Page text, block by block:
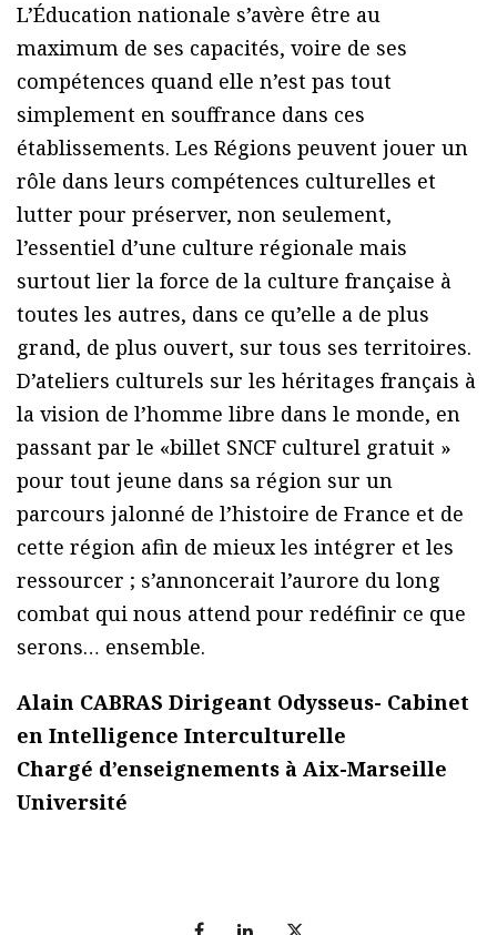
L’Éducation nationale s’avère être au
maximum de ses capacités, voire de ses
compétences quand elle n’est pas tout
simplement en souffrance dans ces
établissements. Les Régions peuvent jouer un
rôle dans leurs compétences culturelles et
lutter pour préserver, non seulement,
l’essentiel d’une culture régionale mais
surtout lier la force de la culture française à
toutes les autres, dans ce qu’elle a de plus
grand, de plus ouvert, sur tous ses territoires.
D’ateliers culturels sur les héritages français à
la vision de l’homme libre dans le monde, en
passant par le «billet SNCF culturel gratuit »
pour tout jeune dans sa région sur un
parcours jalonné de l’histoire de France et de
cette région afin de mieux les intégrer et les
ressourcer ; s’annoncerait l’aurore du long
combat qui nous attend pour redéfinir ce que
serons… ensemble.
Alain CABRAS Dirigeant Odysseus- Cabinet
en Intelligence Interculturelle
Chargé d’enseignements à Aix-Marseille
Université